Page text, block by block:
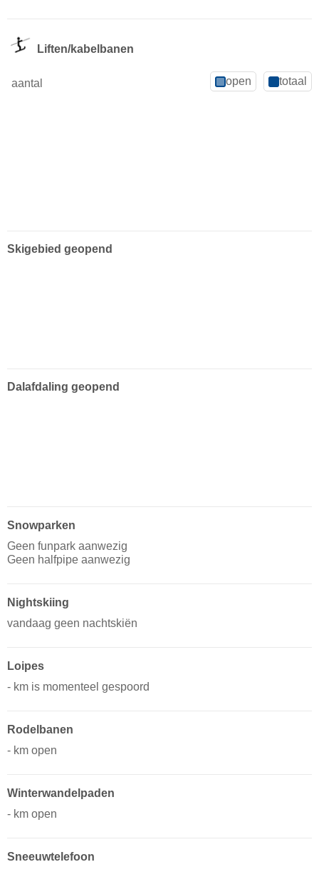
Liften/kabelbanen
aantal open totaal
Skigebied geopend
Dalafdaling geopend
Snowparken
Geen funpark aanwezig
Geen halfpipe aanwezig
Nightskiing
vandaag geen nachtskiën
Loipes
- km is momenteel gespoord
Rodelbanen
- km open
Winterwandelpaden
- km open
Sneeuwtelefoon